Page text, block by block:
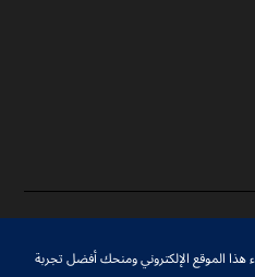
الموقع الإلكتروني ومنحك أفضل تجربة